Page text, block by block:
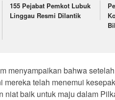
155 Pejabat Pemkot Lubuk
Linggau Resmi Dilantik
menyampaikan bahwa
telah menemui
niat baik untuk maju dalam